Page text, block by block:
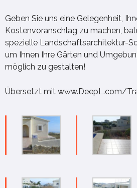
Geben Sie uns eine Gelegenheit,
Kostenvoranschlag zu machen,
spezielle Landschaftsarchitektur-
um Ihnen Ihre Gärten und
möglich zu gestalten!
Übersetzt mit www.DeepL.com/